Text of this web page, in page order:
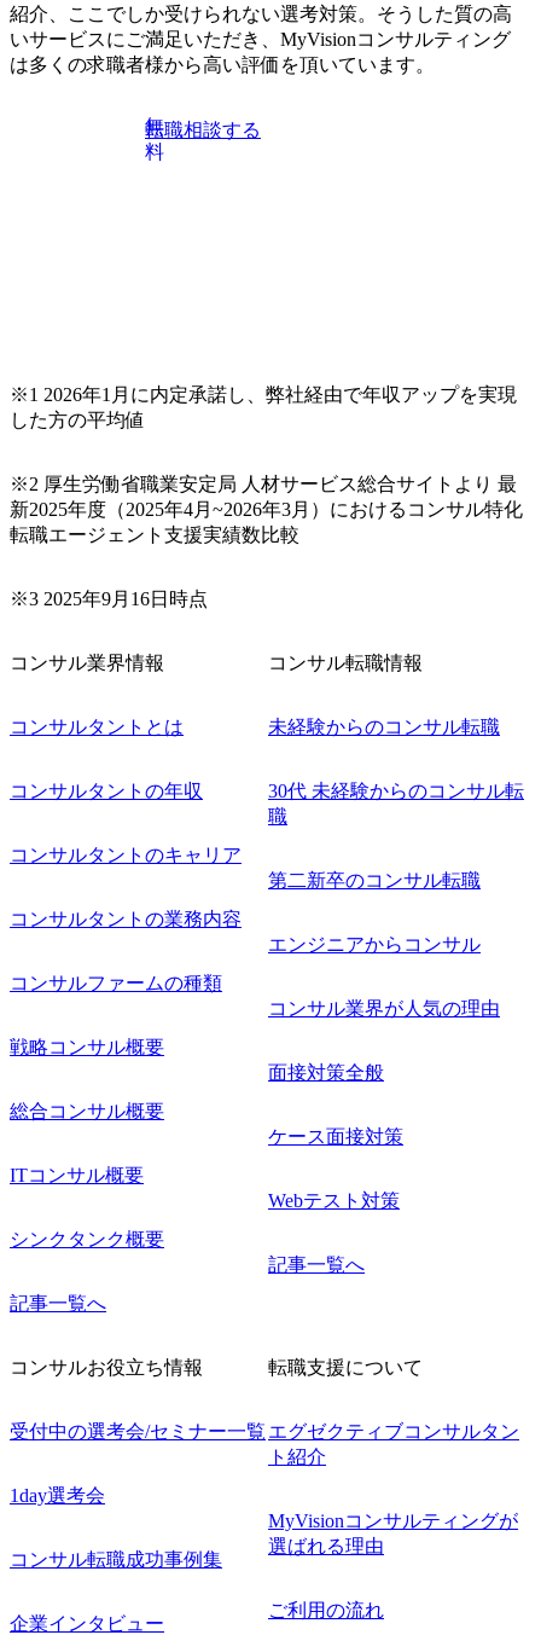
試験N1またはそれ相当の上級レベルの日本語力(会話・読解
力)
紹介、ここでしか受けられない選考対策。そうした質の高
いサービスにご満足いただき、MyVisionコンサルティング
は多くの求職者様から高い評価を頂いています。
無
料
転職相談する
※1 2026年1月に内定承諾し、弊社経由で年収アップを実現
した方の平均値
※2 厚生労働省職業安定局 人材サービス総合サイトより 最
新2025年度（2025年4月~2026年3月）におけるコンサル特化
転職エージェント支援実績数比較
※3 2025年9月16日時点
コンサル業界情報
コンサルタントとは
コンサルタントの年収
コンサルタントのキャリア
コンサルタントの業務内容
コンサルファームの種類
戦略コンサル概要
総合コンサル概要
ITコンサル概要
シンクタンク概要
記事一覧へ
コンサル転職情報
未経験からのコンサル転職
30代 未経験からのコンサル転
職
第二新卒のコンサル転職
エンジニアからコンサル
コンサル業界が人気の理由
面接対策全般
ケース面接対策
Webテスト対策
記事一覧へ
コンサルお役立ち情報
受付中の選考会/セミナー一覧
1day選考会
コンサル転職成功事例集
企業インタビュー
転職支援について
エグゼクティブコンサルタン
ト紹介
MyVisionコンサルティングが
選ばれる理由
ご利用の流れ